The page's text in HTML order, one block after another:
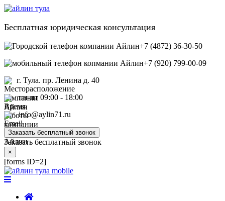
Бесплатная юридическая консультация
+7 (4872) 36-30-50
+7 (920) 799-00-09
г. Тула. пр. Ленина д. 40
пн-пт 09:00 - 18:00
info@aylin71.ru
Заказать бесплатный звонок
Заказать бесплатный звонок
×
[forms ID=2]